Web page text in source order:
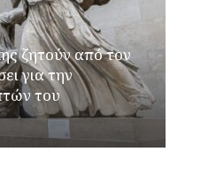
ζητούν από τον
για την
του